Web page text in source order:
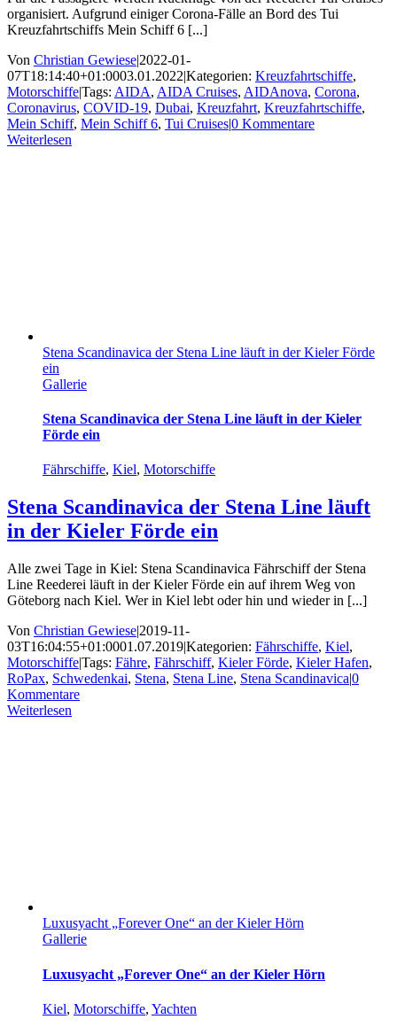
organisiert. Aufgrund einiger Corona-Fälle an Bord des Tui
Kreuzfahrtschiffs Mein Schiff 6 [...]
Von Christian Gewiese|2022-01-
07T18:14:40+01:0003.01.2022|Kategorien: Kreuzfahrtschiffe,
Motorschiffe|Tags: AIDA, AIDA Cruises, AIDAnova, Corona,
Coronavirus, COVID-19, Dubai, Kreuzfahrt, Kreuzfahrtschiffe,
Mein Schiff, Mein Schiff 6, Tui Cruises|0 Kommentare
Weiterlesen
Stena Scandinavica der Stena Line läuft in der Kieler Förde
ein
Gallerie
Stena Scandinavica der Stena Line läuft in der Kieler
Förde ein
Fährschiffe, Kiel, Motorschiffe
Stena Scandinavica der Stena Line läuft
in der Kieler Förde ein
Alle zwei Tage in Kiel: Stena Scandinavica Fährschiff der Stena
Line Reederei läuft in der Kieler Förde ein auf ihrem Weg von
Göteborg nach Kiel. Wer in Kiel lebt oder hin und wieder in [...]
Von Christian Gewiese|2019-11-
03T16:04:55+01:0001.07.2019|Kategorien: Fährschiffe, Kiel,
Motorschiffe|Tags: Fähre, Fährschiff, Kieler Förde, Kieler Hafen,
RoPax, Schwedenkai, Stena, Stena Line, Stena Scandinavica|0
Kommentare
Weiterlesen
Luxusyacht „Forever One“ an der Kieler Hörn
Gallerie
Luxusyacht „Forever One“ an der Kieler Hörn
Kiel, Motorschiffe, Yachten